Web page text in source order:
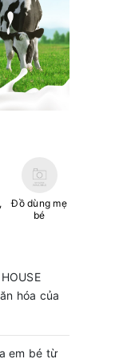
Đồ dùng mẹ
bé
hóa của
em bé từ